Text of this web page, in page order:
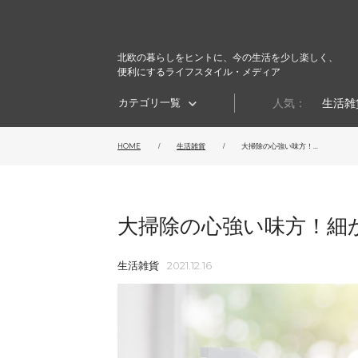
北欧の暮らしをヒントに、今の生活を少し楽しく、
便利にするライフスタイル・メディア
カテゴリ一覧 人気： 生活雑
HOME 生活雑貨 大掃除の心強い味方！...
大掃除の心強い味方！
生活雑貨 2021.12.16